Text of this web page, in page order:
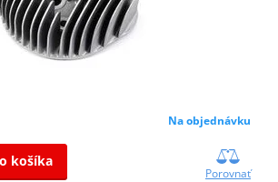
Na objednávku
košíka
Porovnať